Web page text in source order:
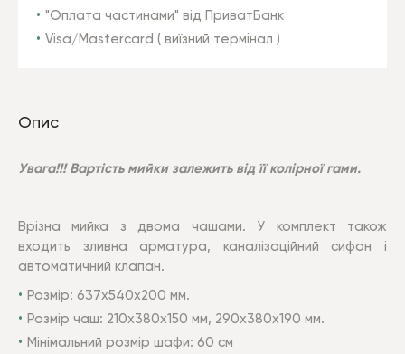
"Оплата частинами" від ПриватБанк
Visa/Mastercard ( виїзний термінал )
Опис
Увага!!! Вартість мийки залежить від її колірної гами.
Врізна мийка з двома чашами. У комплект також
входить зливна арматура, каналізаційний сифон і
автоматичний клапан.
Розмір: 637х540х200 мм.
Розмір чаш: 210x380x150 мм, 290х380х190 мм.
Мінімальний розмір шафи: 60 см